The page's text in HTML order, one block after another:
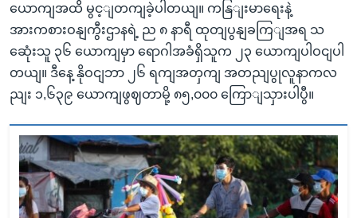
ယောကျအထိ မွင့ျတကျခဲ့ပါတယျ။ ကနြျးမာရေးနဲ့
အားကစားဝနျကွီးဌာနရဲ့ ည ၈ နာရီ ထုတျပွနျခကြျအရ သ
ဆေုံးသူ ၃၆ ယောကျမှာ ရောဂါအခံရှိသူက ၂၃ ယောကျပါဝငျပါ
တယျ။ ဒီနေ့ နိုဝငျဘာ ၂၆ ရကျအတှကျ အတညျပွုလူနာကလ
ညျး ၁,၆၃၉ ယောကျဖွဈတာမို့ ၈၅,၀၀၀ ကြောျသှားပါပွီ။